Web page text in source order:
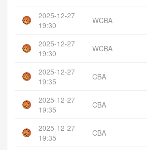
2025-12-27
19:30
WCBA
2025-12-27
19:30
WCBA
2025-12-27
19:35
CBA
2025-12-27
19:35
CBA
2025-12-27
19:35
CBA